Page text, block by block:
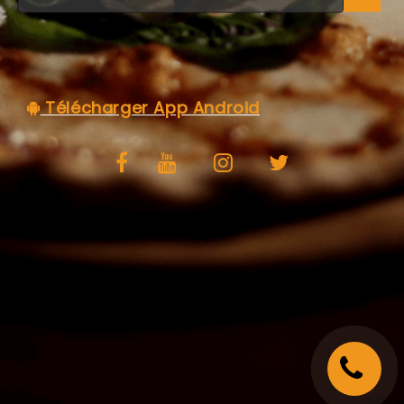
C.G.V
Télécharger App Android